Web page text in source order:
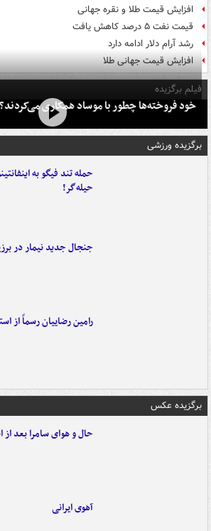
افزایش قیمت طلا و نقره جهانی
قیمت نفت ۵ درصد کاهش یافت
رشد آرام دلار ادامه دارد
افزایش قیمت جهانی طلا
فیلم برگزیده
خود فروخته‌ها چطور با موساد همکاری می‌کردند؟
برگزیده ورزشی
حمله تند فیگو به
حیله‌گر!
جنجال جدید نیمار در
رامین رضاییان رسماً از
برگزیده عکس
حال و هوای سامرا بعد از
آهوی ایرانی